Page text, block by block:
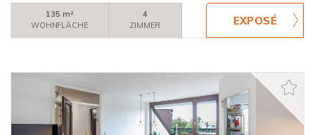
135 m²
WOHNFLÄCHE
4
ZIMMER